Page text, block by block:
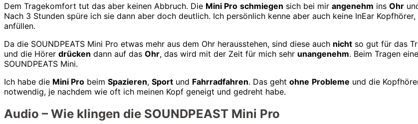
Dem Tragekomfort tut das aber keinen Abbruch. Die Mini Pro schmiegen sich bei mir angenehm ins Ohr
Nach 3 Stunden spüre ich sie dann aber doch deutlich. Ich persönlich kenne aber auch keine InEar
anfüllen.
Da die SOUNDPEATS Mini Pro etwas mehr aus dem Ohr herausstehen, sind diese auch nicht so gut für das
und die Hörer drücken dann auf das Ohr, das wird mit der Zeit für mich sehr unangenehm. Beim Tragen
SOUNDPEATS Mini.
Ich habe die Mini Pro beim Spazieren, Sport und Fahrradfahren. Das geht ohne Probleme und die
notwendig, je nachdem wie oft ich meinen Kopf geneigt und gedreht habe.
Audio – Wie klingen die SOUNDPEAST Mini Pro